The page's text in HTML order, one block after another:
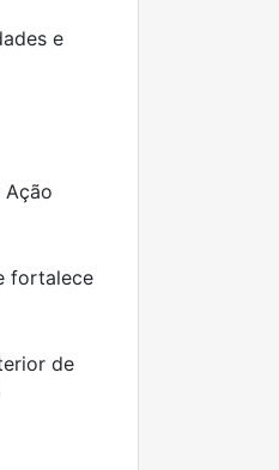
e
fortalece
de